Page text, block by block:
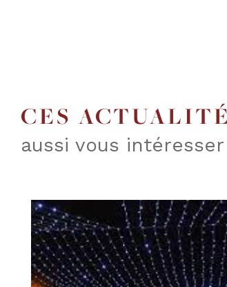
CES
aussi vous intéresser